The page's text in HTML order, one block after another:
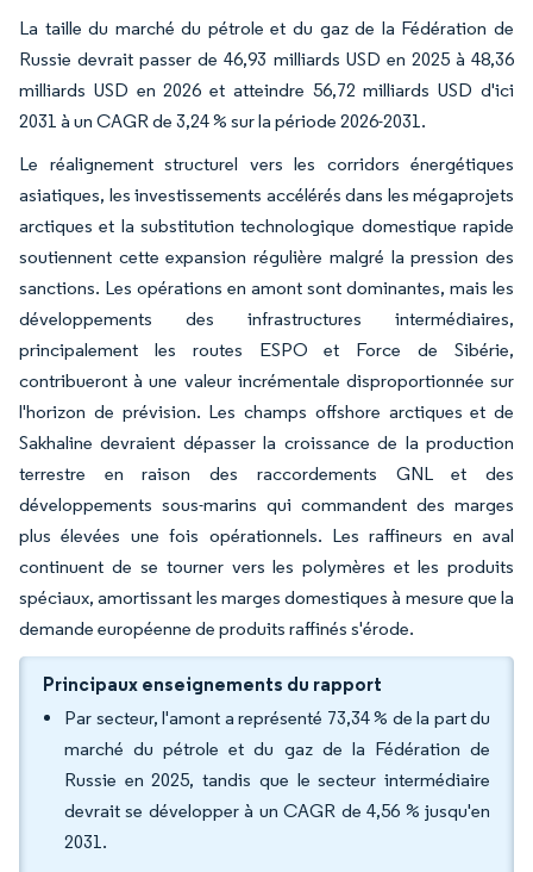
La taille du marché du pétrole et du gaz de la Fédération de
Russie devrait passer de 46,93 milliards USD en 2025 à 48,36
milliards USD en 2026 et atteindre 56,72 milliards USD d'ici
2031 à un CAGR de 3,24 % sur la période 2026-2031.
Le réalignement structurel vers les corridors énergétiques
asiatiques, les investissements accélérés dans les mégaprojets
arctiques et la substitution technologique domestique rapide
soutiennent cette expansion régulière malgré la pression des
sanctions. Les opérations en amont sont dominantes, mais les
développements des infrastructures intermédiaires,
principalement les routes ESPO et Force de Sibérie,
contribueront à une valeur incrémentale disproportionnée sur
l'horizon de prévision. Les champs offshore arctiques et de
Sakhaline devraient dépasser la croissance de la production
terrestre en raison des raccordements GNL et des
développements sous-marins qui commandent des marges
plus élevées une fois opérationnels. Les raffineurs en aval
continuent de se tourner vers les polymères et les produits
spéciaux, amortissant les marges domestiques à mesure que la
demande européenne de produits raffinés s'érode.
Principaux enseignements du rapport
Par secteur, l'amont a représenté 73,34 % de la part du
marché du pétrole et du gaz de la Fédération de
Russie en 2025, tandis que le secteur intermédiaire
devrait se développer à un CAGR de 4,56 % jusqu'en
2031.